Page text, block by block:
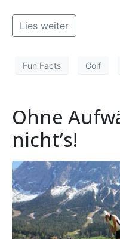
Lies weiter
Fun Facts Golf
Ohne
nicht’s!